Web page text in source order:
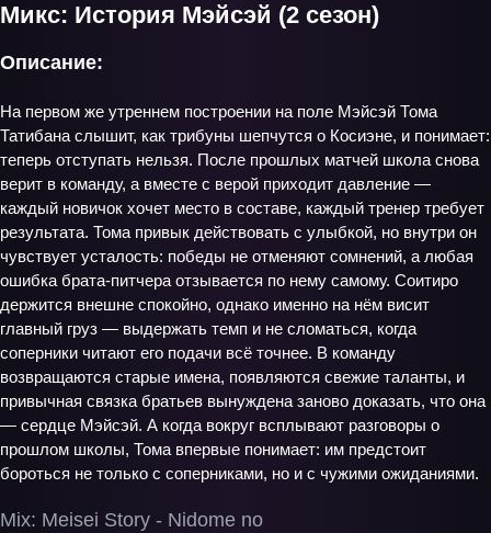
Микс: История Мэйсэй (2 сезон)
Mix: Meisei Story - Nidome no
Описание:
На первом же утреннем построении на поле Мэйсэй Тома
Татибана слышит, как трибуны шепчутся о Косиэне, и понимает:
теперь отступать нельзя. После прошлых матчей школа снова
верит в команду, а вместе с верой приходит давление —
каждый новичок хочет место в составе, каждый тренер требует
результата. Тома привык действовать с улыбкой, но внутри он
чувствует усталость: победы не отменяют сомнений, а любая
ошибка брата‑питчера отзывается по нему самому. Соитиро
держится внешне спокойно, однако именно на нём висит
главный груз — выдержать темп и не сломаться, когда
соперники читают его подачи всё точнее. В команду
возвращаются старые имена, появляются свежие таланты, и
привычная связка братьев вынуждена заново доказать, что она
— сердце Мэйсэй. А когда вокруг всплывают разговоры о
прошлом школы, Тома впервые понимает: им предстоит
бороться не только с соперниками, но и с чужими ожиданиями.